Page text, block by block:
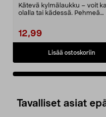
Kätevä kylmälaukku – voit
olalla tai kädessä. Pehmeä
12,99
Lisää ostoskoriin
Tavalliset asiat